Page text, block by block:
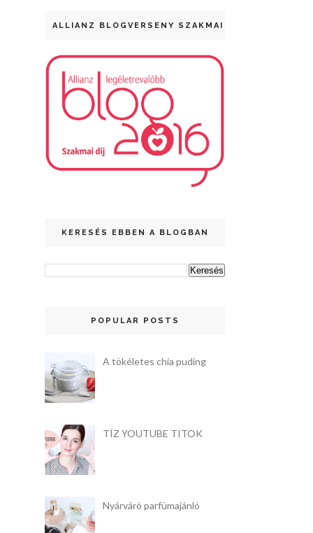
ALLIANZ BLOGVERSENY SZAKMAI DÍJ
KERESÉS EBBEN A BLOGBAN
POPULAR POSTS
A tökéletes chia puding
TÍZ YOUTUBE TITOK
Nyárváró parfümajánló